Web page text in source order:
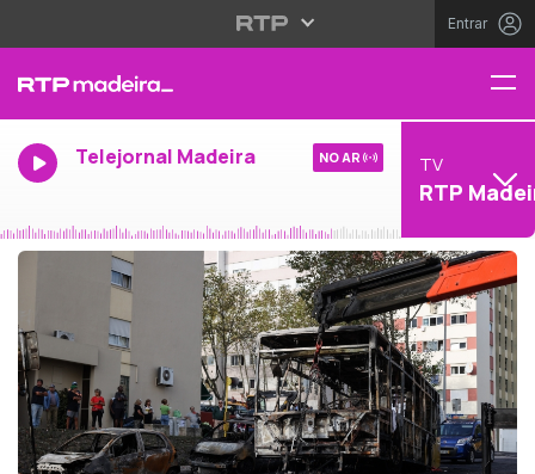
Entrar
Telejornal Madeira NO AR TV
RTP